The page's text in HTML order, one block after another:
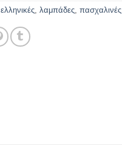
ελληνικές λαμπάδες πασχαλινές